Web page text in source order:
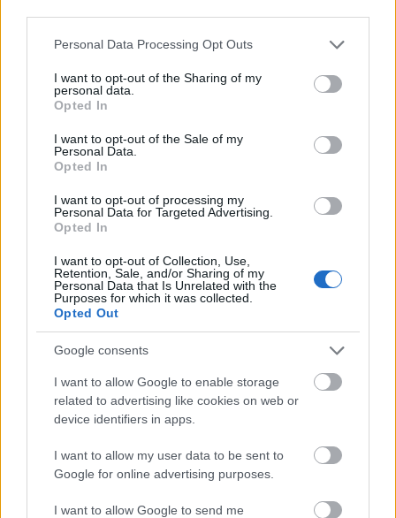
Please note that this website/app uses one or more Google
not limited to your visit or usage behaviour. You may click to
grant or deny consent to Google and its third-party tags to
use your data for below specified purposes in below Google
consent section.
Personal Data Processing Opt Outs
I want to opt-out of the Sharing of my
personal data.
Opted In
I want to opt-out of the Sale of my
Personal Data.
Opted In
I want to opt-out of processing my
Personal Data for Targeted Advertising.
Opted In
I want to opt-out of Collection, Use,
Retention, Sale, and/or Sharing of my
Personal Data that Is Unrelated with the
Purposes for which it was collected.
Opted Out
Google consents
I want to allow Google to enable storage
related to advertising like cookies on web or
device identifiers in apps.
I want to allow my user data to be sent to
Google for online advertising purposes.
I want to allow Google to send me
A rendező a szabadtéri vetítést követő
közönségtalálkozón elmondta, hogy a filmet
7, 5 millió euróból forgatták, ebből egymillió
jött be a rajongók támogatásából, akik négy
éven át követhették figyelemmel a sci-fi
vígjáték keletkezését a rajongók az
ironsky.neten és aktívan részt is vehettek
benne: tehettek javaslatokat a
forgatókönyvre és a látványra is, a
számítógépen keresztül megismert világ
tükörországában kedvező illúziókba
ringathatták magunkat az érdeklődők.
Ilyen nagyszabású interaktivitásra még nem
volt példa a filmtörténetben, egyetlen film
sem tulajdonított ekkora szerepet a
nyilvános brainstormingnak. Az április elején
egymillióan nézték meg, és több mint 80
országban sikerült eladni a film jogait, ami